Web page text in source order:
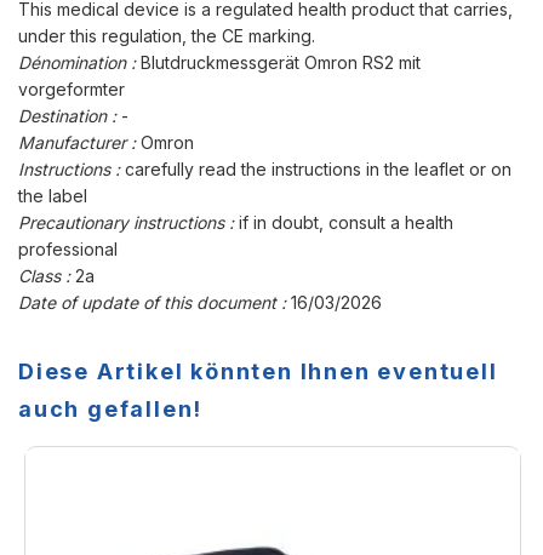
This medical device is a regulated health product that carries,
under this regulation, the CE marking.
Dénomination :Blutdruckmessgerät Omron RS2 mit
vorgeformter
Destination : -
Manufacturer :Omron
Instructions :carefully read the instructions in the leaflet or on
the label
Precautionary instructions :if in doubt, consult a health
professional
Class :2a
Date of update of this document :16/03/2026
Diese Artikel könnten Ihnen eventuell
auch gefallen!